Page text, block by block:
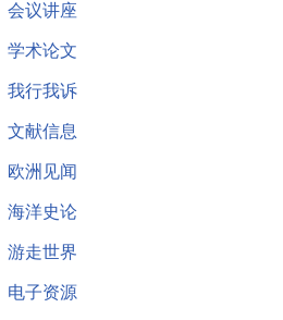
会议讲座
学术论文
我行我诉
文献信息
欧洲见闻
海洋史论
游走世界
电子资源